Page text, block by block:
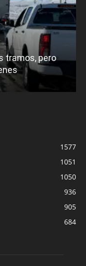
tramos, pero
1577
1051
1050
936
905
684